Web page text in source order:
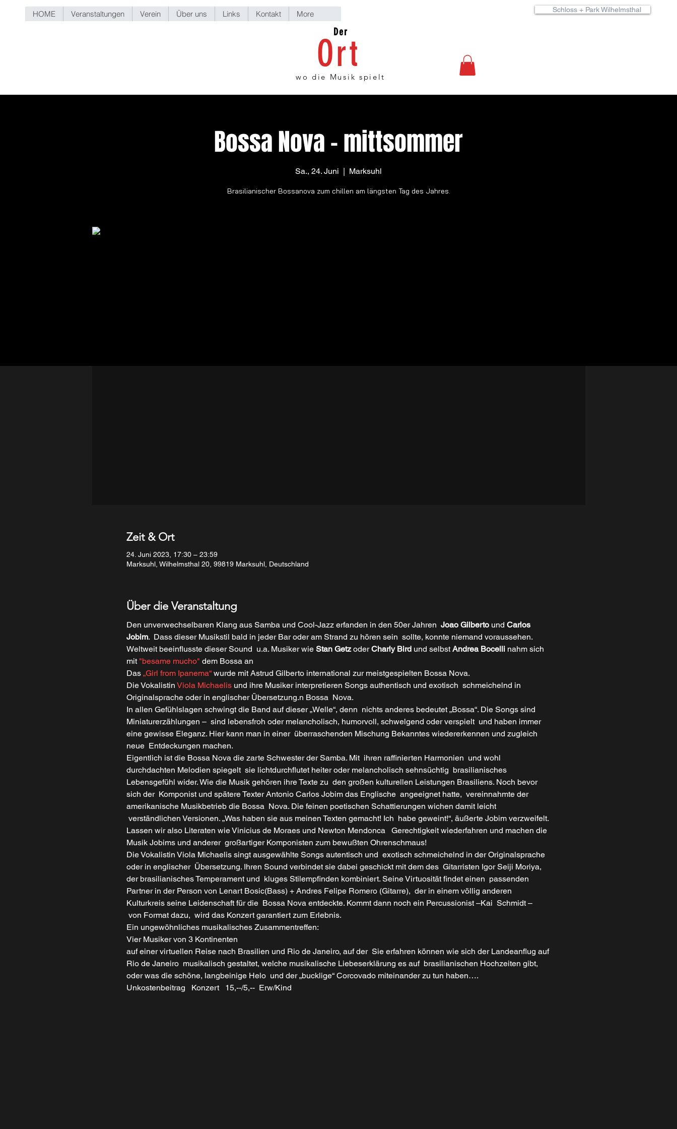
HOME Veranstaltungen Verein Über uns Links Kontakt More Schloss + Park Wilhelmsthal
Der
Ort
wo die Musik spielt
Bossa Nova - mittsommer
Sa., 24. Juni
  |
Marksuhl
Brasilianischer Bossanova zum chillen am längsten Tag des Jahres.
Zeit & Ort
24. Juni 2023, 17:30 – 23:59
Marksuhl, Wilhelmsthal 20, 99819 Marksuhl, Deutschland
Über die Veranstaltung
Den unverwechselbaren Klang aus Samba und Cool-Jazz erfanden in den 50er Jahren Joao Gilberto und Carlos
Jobim.  Dass dieser Musikstil bald in jeder Bar oder am Strand zu hören sein  sollte, konnte niemand voraussehen.
Weltweit beeinflusste dieser Sound  u.a. Musiker wie Stan Getz oder Charly Bird und selbst Andrea Bocelli nahm sich
mit "besame mucho" dem Bossa an
Das „Girl from Ipanema“ wurde mit Astrud Gilberto international zur meistgespielten Bossa Nova.
Die Vokalistin Viola Michaelis und ihre Musiker interpretieren Songs authentisch und exotisch  schmeichelnd in
Originalsprache oder in englischer Übersetzung.n Bossa  Nova.
In allen Gefühlslagen schwingt die Band auf dieser „Welle“, denn  nichts anderes bedeutet „Bossa“. Die Songs sind
Miniaturerzählungen –  sind lebensfroh oder melancholisch, humorvoll, schwelgend oder verspielt  und haben immer
eine gewisse Eleganz. Hier kann man in einer  überraschenden Mischung Bekanntes wiedererkennen und zugleich
neue  Entdeckungen machen.
Eigentlich ist die Bossa Nova die zarte Schwester der Samba. Mit  ihren raffinierten Harmonien  und wohl
durchdachten Melodien spiegelt  sie lichtdurchflutet heiter oder melancholisch sehnsüchtig  brasilianisches
Lebensgefühl wider. Wie die Musik gehören ihre Texte zu  den großen kulturellen Leistungen Brasiliens. Noch bevor
sich der  Komponist und spätere Texter Antonio Carlos Jobim das Englische  angeeignet hatte,  vereinnahmte der
amerikanische Musikbetrieb die Bossa  Nova. Die feinen poetischen Schattierungen wichen damit leicht
verständlichen Versionen. „Was haben sie aus meinen Texten gemacht! Ich  habe geweint!“, äußerte Jobim verzweifelt.
Lassen wir also Literaten wie Vinicius de Moraes und Newton Mendonca   Gerechtigkeit wiederfahren und machen die
Musik Jobims und anderer  großartiger Komponisten zum bewußten Ohrenschmaus!
Die Vokalistin Viola Michaelis singt ausgewählte Songs autentisch und  exotisch schmeichelnd in der Originalsprache
oder in englischer  Übersetzung. Ihren Sound verbindet sie dabei geschickt mit dem des  Gitarristen Igor Seiji Moriya,
der brasilianisches Temperament und  kluges Stilempfinden kombiniert. Seine Virtuosität findet einen  passenden
Partner in der Person von Lenart Bosic(Bass) + Andres Felipe Romero (Gitarre),  der in einem völlig anderen
Kulturkreis seine Leidenschaft für die  Bossa Nova entdeckte. Kommt dann noch ein Percussionist –Kai  Schmidt –
von Format dazu,  wird das Konzert garantiert zum Erlebnis.
Ein ungewöhnliches musikalisches Zusammentreffen:
Vier Musiker von 3 Kontinenten
auf einer virtuellen Reise nach Brasilien und Rio de Janeiro, auf der  Sie erfahren können wie sich der Landeanflug auf
Rio de Janeiro  musikalisch gestaltet, welche musikalische Liebeserklärung es auf  brasilianischen Hochzeiten gibt,
oder was die schöne, langbeinige Helo  und der „bucklige“ Corcovado miteinander zu tun haben….
Unkostenbeitrag   Konzert   15,--/5,--  Erw/Kind